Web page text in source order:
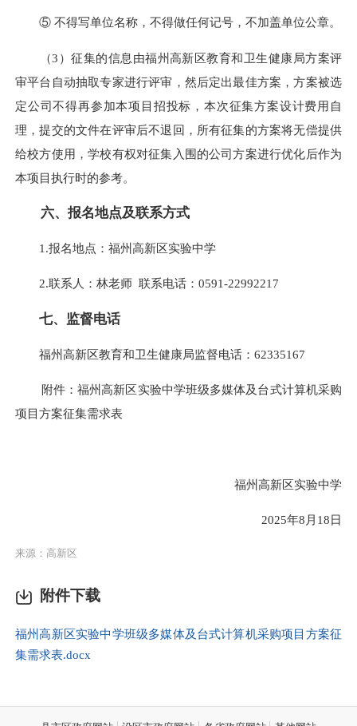
⑤ 不得写单位名称，不得做任何记号，不加盖单位公章。
（3）征集的信息由福州高新区教育和卫生健康局方案评
审平台自动抽取专家进行评审，然后定出最佳方案，方案被选
定公司不得再参加本项目招投标，本次征集方案设计费用自
理，提交的文件在评审后不退回，所有征集的方案将无偿提供
给校方使用，学校有权对征集入围的公司方案进行优化后作为
本项目执行时的参考。
六、报名地点及联系方式
1.报名地点：福州高新区实验中学
2.联系人：林老师 联系电话：0591-22992217
七、监督电话
福州高新区教育和卫生健康局监督电话：62335167
附件：福州高新区实验中学班级多媒体及台式计算机采购
项目方案征集需求表
福州高新区实验中学
2025年8月18日
来源：高新区
附件下载
福州高新区实验中学班级多媒体及台式计算机采购项目方案征
集需求表.docx